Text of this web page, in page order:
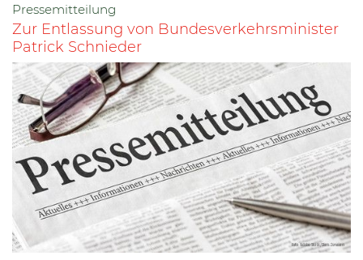
Pressemitteilung
Zur Entlassung von Bundesverkehrsminister
Patrick Schnieder